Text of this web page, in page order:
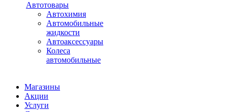
Автотовары
Автохимия
Автомобильные
жидкости
Автоаксессуары
Колеса
автомобильные
Магазины
Акции
Услуги